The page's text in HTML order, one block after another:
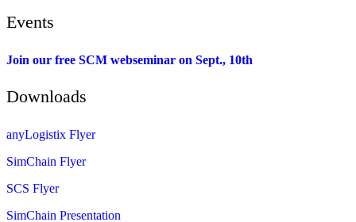
Events
Join our free SCM webseminar on Sept., 10th
Downloads
anyLogistix Flyer
SimChain Flyer
SCS Flyer
SimChain Presentation